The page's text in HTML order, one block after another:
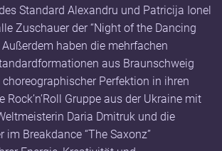
Standard Alexandru und Patricija Ionel
Zuschauer der “Night of the Dancing
Außerdem haben die mehrfachen
aus Braunschweig
Perfektion in ihren
Rock’n’Roll Gruppe aus der Ukraine mit
Daria Dmitruk und die
im Breakdance “The Saxonz”